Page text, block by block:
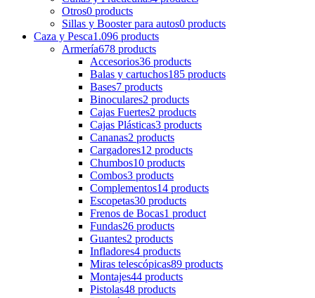
Otros0 products
Sillas y Booster para autos0 products
Caza y Pesca1.096 products
Armería678 products
Accesorios36 products
Balas y cartuchos185 products
Bases7 products
Binoculares2 products
Cajas Fuertes2 products
Cajas Plásticas3 products
Cananas2 products
Cargadores12 products
Chumbos10 products
Combos3 products
Complementos14 products
Escopetas30 products
Frenos de Bocas1 product
Fundas26 products
Guantes2 products
Infladores4 products
Miras telescópicas89 products
Montajes44 products
Pistolas48 products